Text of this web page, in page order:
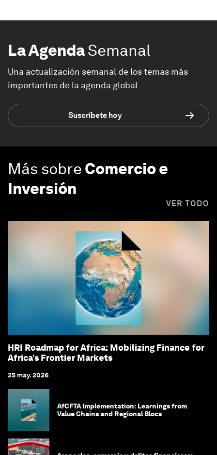
La AgendaSemanal
Una actualización semanal de los temas más
importantes de la agenda global
Suscríbete hoy
Más sobre Comercio e
Inversión
VER TODO
HRI Roadmap for Africa: Mobilizing Finance for
Africa’s Frontier Markets
25 may. 2026
AfCFTA Implementation: Learnings from
Value Chains and Regional Blocs